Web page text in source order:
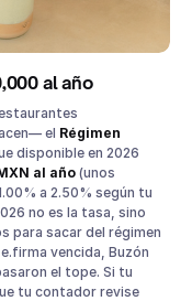
al año
el Régimen
disponible en 2026
al año (unos
a 2.50% según tu
no es la tasa, sino
para sacar del régimen
vencida, Buzón
el tope. Si tu
tu contador revise